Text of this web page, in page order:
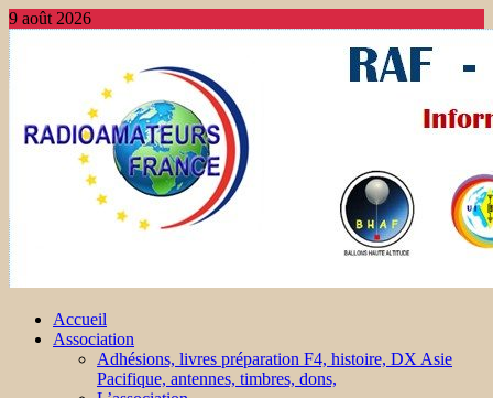
9 août 2026
Accueil
Association
Adhésions, livres préparation F4, histoire, DX Asie
Pacifique, antennes, timbres, dons,